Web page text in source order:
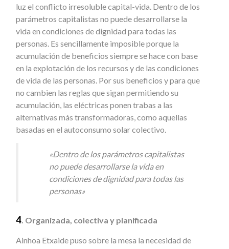
luz el conflicto irresoluble capital-vida. Dentro de los
parámetros capitalistas no puede desarrollarse la
vida en condiciones de dignidad para todas las
personas. Es sencillamente imposible porque la
acumulación de beneficios siempre se hace con base
en la explotación de los recursos y de las condiciones
de vida de las personas. Por sus beneficios y para que
no cambien las reglas que sigan permitiendo su
acumulación, las eléctricas ponen trabas a las
alternativas más transformadoras, como aquellas
basadas en el autoconsumo solar colectivo.
«Dentro de los parámetros capitalistas
no puede desarrollarse la vida en
condiciones de dignidad para todas las
personas»
4. Organizada, colectiva y planificada
Ainhoa Etxaide puso sobre la mesa la necesidad de